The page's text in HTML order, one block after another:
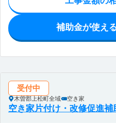
補助金が使え
受付中
木曽郡上松町全域 空き家
空き家片付け・改修促進補